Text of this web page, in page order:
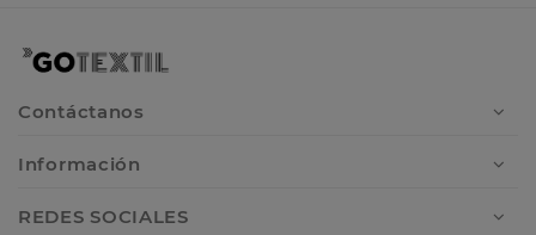
Contáctanos
Información
REDES SOCIALES